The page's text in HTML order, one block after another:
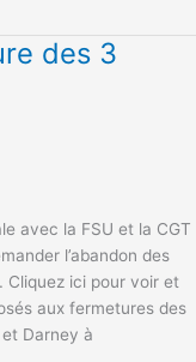
des 3
avec la FSU et la CGT
l’abandon des
Cliquez ici pour voir et
aux fermetures des
Darney à